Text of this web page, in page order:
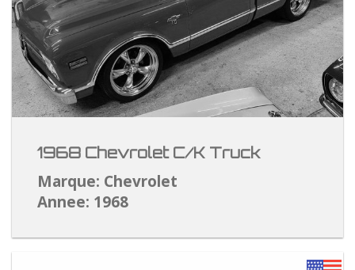
1968 Chevrolet C/K Truck
Marque: Chevrolet
Annee: 1968